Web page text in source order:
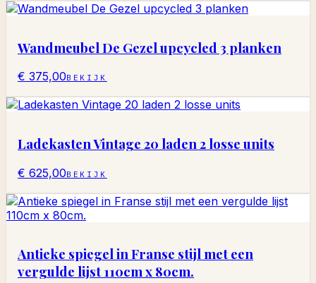
Wandmeubel De Gezel upcycled 3 planken
€ 375,00BEKIJK
Ladekasten Vintage 20 laden 2 losse units
€ 625,00BEKIJK
Antieke spiegel in Franse stijl met een
vergulde lijst 110cm x 80cm.